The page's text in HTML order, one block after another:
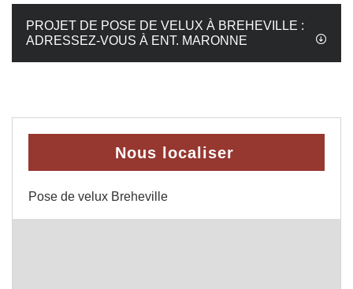
PROJET DE POSE DE VELUX À BREHEVILLE :
ADRESSEZ-VOUS À ENT. MARONNE
Nous localiser
Pose de velux Breheville